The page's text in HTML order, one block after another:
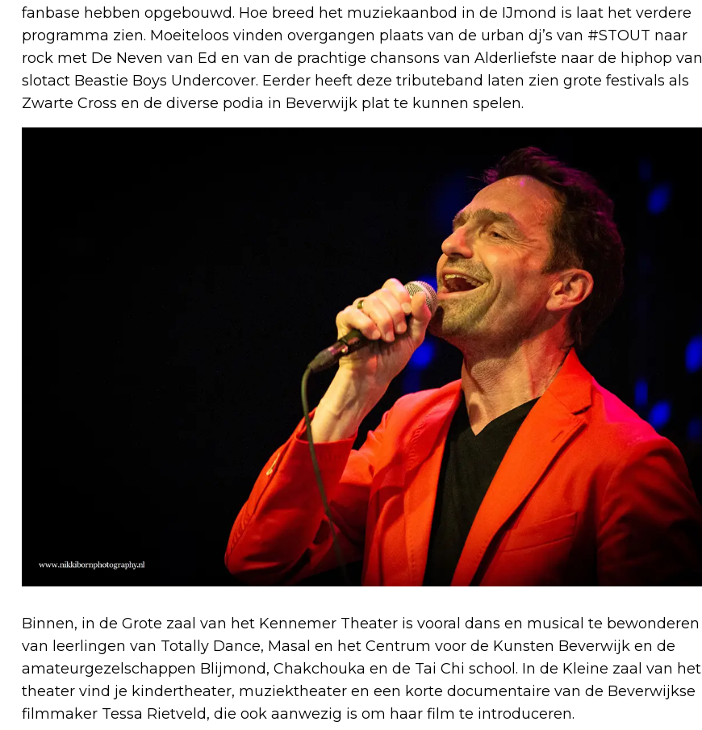
fanbase hebben opgebouwd. Hoe breed het muziekaanbod in de IJmond is laat het verdere
programma zien. Moeiteloos vinden overgangen plaats van de urban dj’s van #STOUT naar
rock met De Neven van Ed en van de prachtige chansons van Alderliefste naar de hiphop van
slotact Beastie Boys Undercover. Eerder heeft deze tributeband laten zien grote festivals als
Zwarte Cross en de diverse podia in Beverwijk plat te kunnen spelen.
Binnen, in de Grote zaal van het Kennemer Theater is vooral dans en musical te bewonderen
van leerlingen van Totally Dance, Masal en het Centrum voor de Kunsten Beverwijk en de
amateurgezelschappen Blijmond, Chakchouka en de Tai Chi school. In de Kleine zaal van het
theater vind je kindertheater, muziektheater en een korte documentaire van de Beverwijkse
filmmaker Tessa Rietveld, die ook aanwezig is om haar film te introduceren.